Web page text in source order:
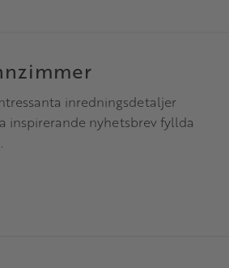
inredningsdetaljer
inspirerande nyhetsbrev fyllda